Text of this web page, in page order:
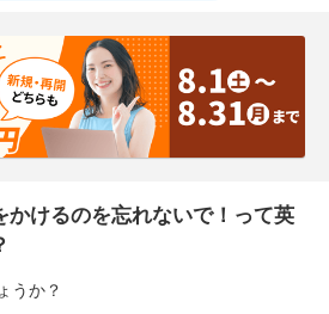
かけるのを忘れないで！って英
うか？